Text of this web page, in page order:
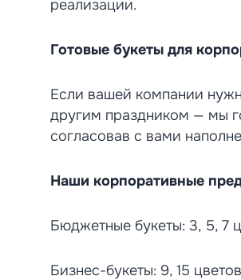
реализации.
Готовые букеты для
Если вашей компании
другим праздником — мы
согласовав с вами
Наши корпоративные
Бюджетные букеты: 3, 5, 7
Бизнес-букеты: 9, 15